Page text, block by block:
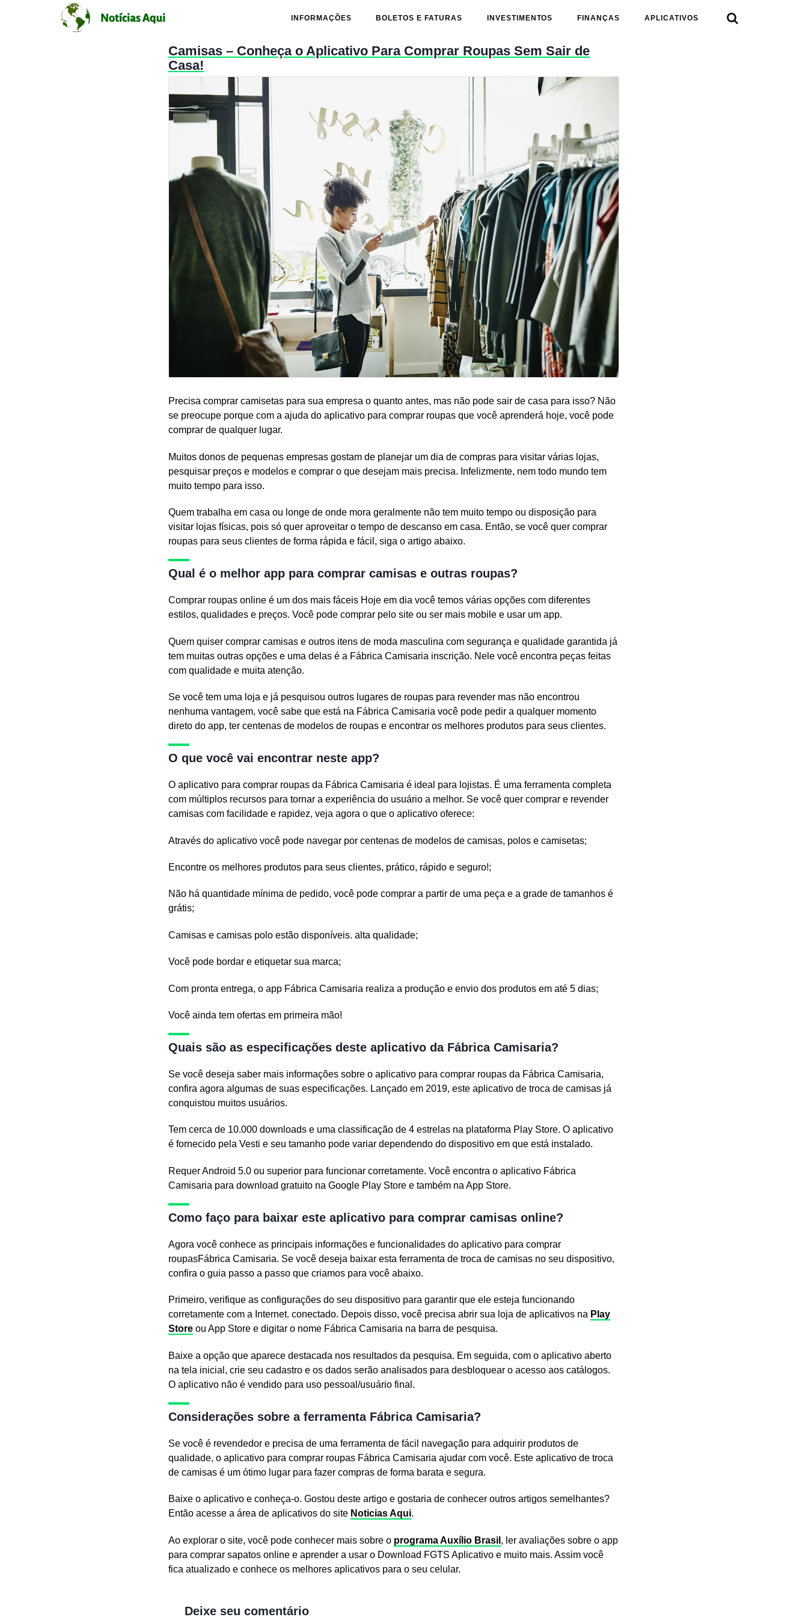
INFORMAÇÕES BOLETOS E FATURAS INVESTIMENTOS FINANÇAS APLICATIVOS 
Camisas – Conheça o Aplicativo Para Comprar Roupas Sem Sair de
Casa!
Precisa comprar camisetas para sua empresa o quanto antes, mas não pode sair de casa para isso? Não
se preocupe porque com a ajuda do aplicativo para comprar roupas que você aprenderá hoje, você pode
comprar de qualquer lugar.
Muitos donos de pequenas empresas gostam de planejar um dia de compras para visitar várias lojas,
pesquisar preços e modelos e comprar o que desejam mais precisa. Infelizmente, nem todo mundo tem
muito tempo para isso.
Quem trabalha em casa ou longe de onde mora geralmente não tem muito tempo ou disposição para
visitar lojas físicas, pois só quer aproveitar o tempo de descanso em casa. Então, se você quer comprar
roupas para seus clientes de forma rápida e fácil, siga o artigo abaixo.
Qual é o melhor app para comprar camisas e outras roupas?
Comprar roupas online é um dos mais fáceis Hoje em dia você temos várias opções com diferentes
estilos, qualidades e preços. Você pode comprar pelo site ou ser mais mobile e usar um app.
Quem quiser comprar camisas e outros itens de moda masculina com segurança e qualidade garantida já
tem muitas outras opções e uma delas é a Fábrica Camisaria inscrição. Nele você encontra peças feitas
com qualidade e muita atenção.
Se você tem uma loja e já pesquisou outros lugares de roupas para revender mas não encontrou
nenhuma vantagem, você sabe que está na Fábrica Camisaria você pode pedir a qualquer momento
direto do app, ter centenas de modelos de roupas e encontrar os melhores produtos para seus clientes.
O que você vai encontrar neste app?
O aplicativo para comprar roupas da Fábrica Camisaria é ideal para lojistas. É uma ferramenta completa
com múltiplos recursos para tornar a experiência do usuário a melhor. Se você quer comprar e revender
camisas com facilidade e rapidez, veja agora o que o aplicativo oferece:
Através do aplicativo você pode navegar por centenas de modelos de camisas, polos e camisetas;
Encontre os melhores produtos para seus clientes, prático, rápido e seguro!;
Não há quantidade mínima de pedido, você pode comprar a partir de uma peça e a grade de tamanhos é
grátis;
Camisas e camisas polo estão disponíveis. alta qualidade;
Você pode bordar e etiquetar sua marca;
Com pronta entrega, o app Fábrica Camisaria realiza a produção e envio dos produtos em até 5 dias;
Você ainda tem ofertas em primeira mão!
Quais são as especificações deste aplicativo da Fábrica Camisaria?
Se você deseja saber mais informações sobre o aplicativo para comprar roupas da Fábrica Camisaria,
confira agora algumas de suas especificações. Lançado em 2019, este aplicativo de troca de camisas já
conquistou muitos usuários.
Tem cerca de 10.000 downloads e uma classificação de 4 estrelas na plataforma Play Store. O aplicativo
é fornecido pela Vesti e seu tamanho pode variar dependendo do dispositivo em que está instalado.
Requer Android 5.0 ou superior para funcionar corretamente. Você encontra o aplicativo Fábrica
Camisaria para download gratuito na Google Play Store e também na App Store.
Como faço para baixar este aplicativo para comprar camisas online?
Agora você conhece as principais informações e funcionalidades do aplicativo para comprar
roupasFábrica Camisaria. Se você deseja baixar esta ferramenta de troca de camisas no seu dispositivo,
confira o guia passo a passo que criamos para você abaixo.
Primeiro, verifique as configurações do seu dispositivo para garantir que ele esteja funcionando
corretamente com a Internet. conectado. Depois disso, você precisa abrir sua loja de aplicativos na Play
Store ou App Store e digitar o nome Fábrica Camisaria na barra de pesquisa.
Baixe a opção que aparece destacada nos resultados da pesquisa. Em seguida, com o aplicativo aberto
na tela inicial, crie seu cadastro e os dados serão analisados ​​para desbloquear o acesso aos catálogos.
O aplicativo não é vendido para uso pessoal/usuário final.
Considerações sobre a ferramenta Fábrica Camisaria?
Se você é revendedor e precisa de uma ferramenta de fácil navegação para adquirir produtos de
qualidade, o aplicativo para comprar roupas Fábrica Camisaria ajudar com você. Este aplicativo de troca
de camisas é um ótimo lugar para fazer compras de forma barata e segura.
Baixe o aplicativo e conheça-o. Gostou deste artigo e gostaria de conhecer outros artigos semelhantes?
Então acesse a área de aplicativos do site Noticias Aqui.
Ao explorar o site, você pode conhecer mais sobre o programa Auxílio Brasil , ler avaliações sobre o app
para comprar sapatos online e aprender a usar o Download FGTS Aplicativo e muito mais. Assim você
fica atualizado e conhece os melhores aplicativos para o seu celular.
Deixe seu comentário